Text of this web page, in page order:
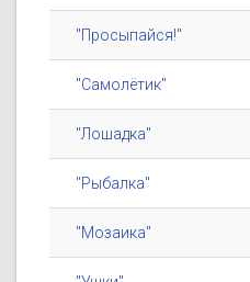
"Просыпайся!"
"Самолётик"
"Лошадка"
"Рыбалка"
"Мозаика"